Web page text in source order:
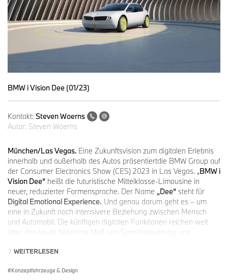
BMW i Vision Dee (01/23)
Kontakt: Steven Woerns
Autor: Steven Woerns
München/Las Vegas. Eine Zukunftsvision zum digitalen Erlebnis
innerhalb und außerhalb des Autos präsentiertdie BMW Group auf
der Consumer Electronics Show (CES) 2023 in Las Vegas. „BMW i
Vision Dee“ heißt die futuristische Mittelklasse-Limousine in
neuer, reduzierter Formensprache. Der Name „Dee“ steht für
Digital Emotional Experience. Und genau darum geht es – um
eine in Zukunft noch intensivere Beziehung zwischen Mensch
und Automobil. Die künftigen digitalen Funktionen reichen weit
über das heute bekannte Maß von Sprachsteuerung und
gesamte Breite der Windschutzscheibe ist ein Vorgriff auf die
den Modellen der NEUEN KLASSE erhältlich sein. Darüber
WEITERLESEN
Konzeptfahrzeuge & Design